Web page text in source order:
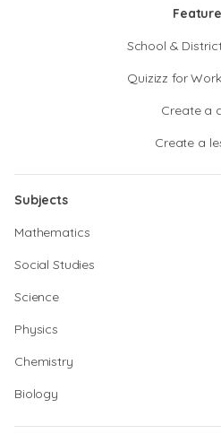
School &
Quizizz for Work
Create a
Create a
Subjects
Mathematics
Social Studies
Science
Physics
Chemistry
Biology